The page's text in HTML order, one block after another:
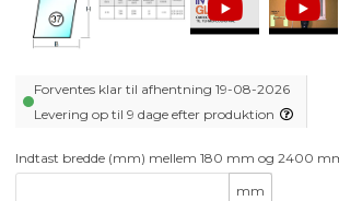
Forventes klar til afhentning 19-08-2026
Levering op til 9 dage efter produktion
Indtast bredde (mm) mellem 180 mm og 2400
mm